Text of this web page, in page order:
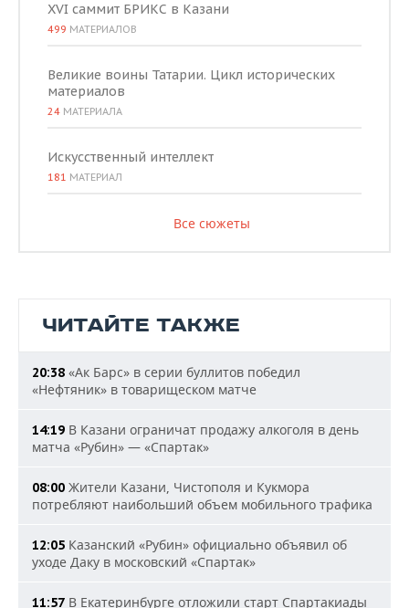
XVI саммит БРИКС в Казани
499 МАТЕРИАЛОВ
Великие воины Татарии. Цикл исторических
материалов
24 МАТЕРИАЛА
Искусственный интеллект
181 МАТЕРИАЛ
Все сюжеты
ЧИТАЙТЕ ТАКЖЕ
20:38 «Ак Барс» в серии буллитов победил
«Нефтяник» в товарищеском матче
14:19 В Казани ограничат продажу алкоголя в день
матча «Рубин» — «Спартак»
08:00 Жители Казани, Чистополя и Кукмора
потребляют наибольший объем мобильного трафика
12:05 Казанский «Рубин» официально объявил об
уходе Даку в московский «Спартак»
11:57 В Екатеринбурге отложили старт Спартакиады